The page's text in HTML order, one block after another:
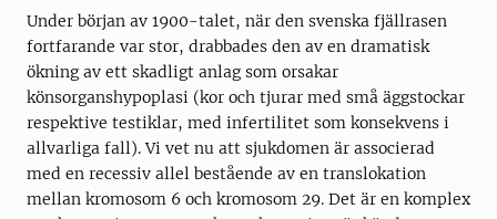
Under början av 1900-talet, när den svenska fjällrasen
fortfarande var stor, drabbades den av en dramatisk
ökning av ett skadligt anlag som orsakar
könsorganshypoplasi (kor och tjurar med små äggstockar
respektive testiklar, med infertilitet som konsekvens i
allvarliga fall). Vi vet nu att sjukdomen är associerad
med en recessiv allel bestående av en translokation
mellan kromosom 6 och kromosom 29. Det är en komplex